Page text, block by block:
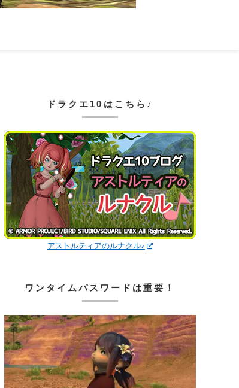
ドラクエ10はこちら♪
アストルティアのルナクル♪
ワンタイムパスワードは重要！